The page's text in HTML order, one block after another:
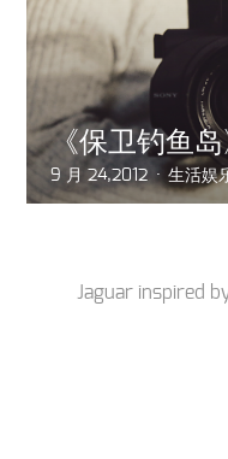
《保卫钓鱼
9 月 24,2012 生活娱
Jaguar inspired